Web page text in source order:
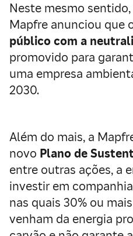
Neste mesmo
Mapfre anunciou que
público com a
promovido para
uma empresa
2030.
Além do mais, a
novo Plano de
entre outras ações, a
investir em
nas quais 30% ou
venham da energia